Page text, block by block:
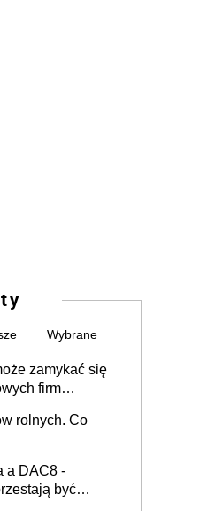
Wybrane
zamykać się
firm
rolnych. Co
a DAC8 -
być